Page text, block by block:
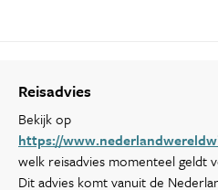
Reisadvies
Bekijk op
https://
welk reisadvies momenteel geldt
Dit advies komt vanuit de